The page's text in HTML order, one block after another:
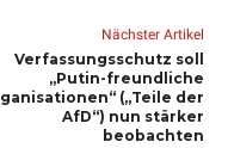
Nächster Artikel
Verfassungsschutz soll
„Putin-freundliche
(„Teile der
AfD“) nun stärker
beobachten